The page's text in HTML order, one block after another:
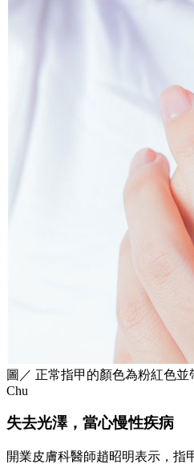
圖／ 正常指甲的顏色為粉紅色並
Chu
失去光澤，當心慢性疾病
開業皮膚科醫師趙昭明表示，指